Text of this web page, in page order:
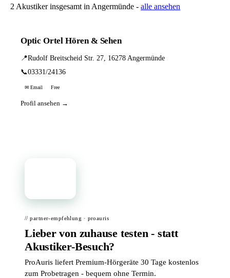
2 Akustiker insgesamt in Angermünde - alle ansehen
Optic Ortel Hören & Sehen
📍Rudolf Breitscheid Str. 27, 16278 Angermünde
📞03331/24136
✉ Email Free
Profil ansehen →
// partner-empfehlung · proauris
Lieber von zuhause testen - statt
Akustiker-Besuch?
ProAuris liefert Premium-Hörgeräte 30 Tage kostenlos
zum Probetragen - bequem ohne Termin.